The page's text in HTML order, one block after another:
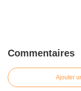
Commentaires
Ajouter